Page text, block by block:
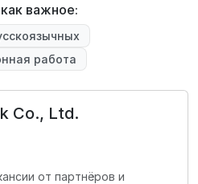
важное:
работа
Co., Ltd.
от партнёров и